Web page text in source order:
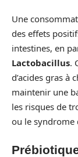
Une
des effets
intestines, en
Lactobacillus.
d’acides gras à
maintenir une
les risques de
ou le syndrome